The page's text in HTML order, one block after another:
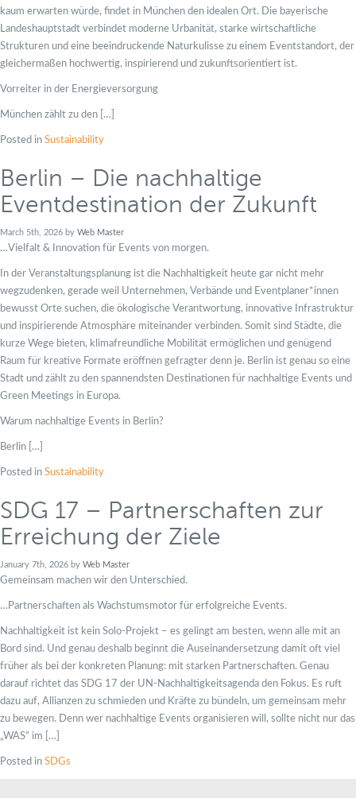
kaum erwarten würde, findet in München den idealen Ort. Die bayerische
Landeshauptstadt verbindet moderne Urbanität, starke wirtschaftliche
Strukturen und eine beeindruckende Naturkulisse zu einem Eventstandort, der
gleichermaßen hochwertig, inspirierend und zukunftsorientiert ist.
Vorreiter in der Energieversorgung
München zählt zu den […]
Posted in Sustainability
Berlin – Die nachhaltige
Eventdestination der Zukunft
March 5th, 2026 by Web Master
…Vielfalt & Innovation für Events von morgen.
In der Veranstaltungsplanung ist die Nachhaltigkeit heute gar nicht mehr
wegzudenken, gerade weil Unternehmen, Verbände und Eventplaner*innen
bewusst Orte suchen, die ökologische Verantwortung, innovative Infrastruktur
und inspirierende Atmosphäre miteinander verbinden. Somit sind Städte, die
kurze Wege bieten, klimafreundliche Mobilität ermöglichen und genügend
Raum für kreative Formate eröffnen gefragter denn je. Berlin ist genau so eine
Stadt und zählt zu den spannendsten Destinationen für nachhaltige Events und
Green Meetings in Europa.
Warum nachhaltige Events in Berlin?
Berlin […]
Posted in Sustainability
SDG 17 – Partnerschaften zur
Erreichung der Ziele
January 7th, 2026 by Web Master
Gemeinsam machen wir den Unterschied.
…Partnerschaften als Wachstumsmotor für erfolgreiche Events.
Nachhaltigkeit ist kein Solo-Projekt – es gelingt am besten, wenn alle mit an
Bord sind. Und genau deshalb beginnt die Auseinandersetzung damit oft viel
früher als bei der konkreten Planung: mit starken Partnerschaften. Genau
darauf richtet das SDG 17 der UN-Nachhaltigkeitsagenda den Fokus. Es ruft
dazu auf, Allianzen zu schmieden und Kräfte zu bündeln, um gemeinsam mehr
zu bewegen. Denn wer nachhaltige Events organisieren will, sollte nicht nur das
„WAS“ im […]
Posted in SDGs